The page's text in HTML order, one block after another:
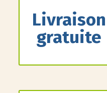
Livraison
gratuite